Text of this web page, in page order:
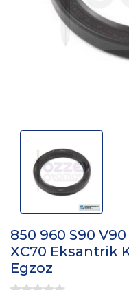
850 960 S90
XC70 Eksantrik
Egzoz